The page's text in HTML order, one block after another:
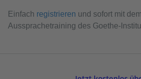
Einfach registrieren und sofort mit
Aussprachetraining des Goethe-